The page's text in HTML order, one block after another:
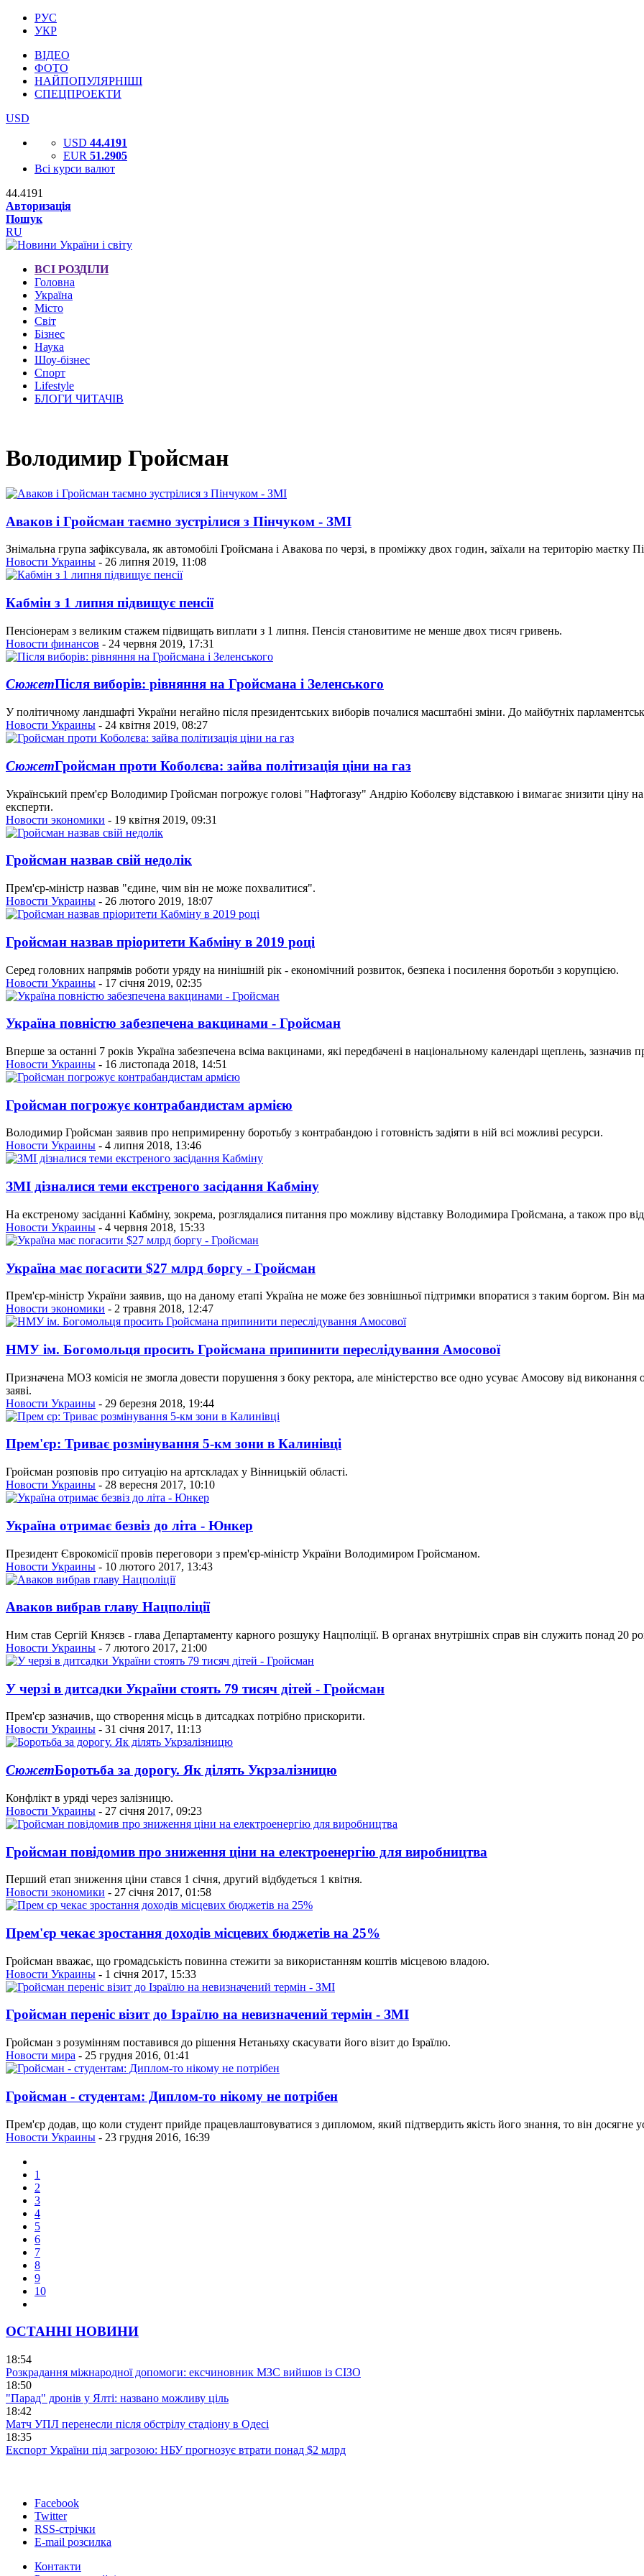
РУС
УКР
ВІДЕО
ФОТО
НАЙПОПУЛЯРНІШІ
СПЕЦПРОЕКТИ
USD
USD 44.4191
EUR 51.2905
Всі курси валют
44.4191
Авторизація
Пошук
RU
ВСІ РОЗДІЛИ
Головна
Україна
Місто
Світ
Бізнес
Наука
Шоу-бізнес
Спорт
Lifestyle
БЛОГИ ЧИТАЧІВ
Володимир Гройсман
Аваков і Гройсман таємно зустрілися з Пінчуком - ЗМІ
Знімальна група зафіксувала, як автомобілі Гройсмана і Авакова по черзі, в проміжку двох годин, заїхали на територію маєтку
Новости Украины - 26 липня 2019, 11:08
Кабмін з 1 липня підвищує пенсії
Пенсіонерам з великим стажем підвищать виплати з 1 липня. Пенсія становитиме не менше двох тисяч гривень.
Новости финансов - 24 червня 2019, 17:31
СюжетПісля виборів: рівняння на Гройсмана і Зеленського
У політичному ландшафті України негайно після президентських виборів почалися масштабні зміни. До майбутніх
Новости Украины - 24 квітня 2019, 08:27
СюжетГройсман проти Коболєва: зайва політизація ціни на газ
Український прем'єр Володимир Гройсман погрожує голові "Нафтогазу" Андрію Коболєву відставкою і вимагає знизити ціну
експерти.
Новости экономики - 19 квітня 2019, 09:31
Гройсман назвав свій недолік
Прем'єр-міністр назвав "єдине, чим він не може похвалитися".
Новости Украины - 26 лютого 2019, 18:07
Гройсман назвав пріоритети Кабміну в 2019 році
Серед головних напрямів роботи уряду на нинішній рік - економічний розвиток, безпека і посилення боротьби з корупцією.
Новости Украины - 17 січня 2019, 02:35
Україна повністю забезпечена вакцинами - Гройсман
Вперше за останні 7 років Україна забезпечена всіма вакцинами, які передбачені в національному календарі щеплень, зазначив
Новости Украины - 16 листопада 2018, 14:51
Гройсман погрожує контрабандистам армією
Володимир Гройсман заявив про непримиренну боротьбу з контрабандою і готовність задіяти в ній всі можливі ресурси.
Новости Украины - 4 липня 2018, 13:46
ЗМІ дізналися теми екстреного засідання Кабміну
На екстреному засіданні Кабміну, зокрема, розглядалися питання про можливу відставку Володимира Гройсмана, а також про
Новости Украины - 4 червня 2018, 15:33
Україна має погасити $27 млрд боргу - Гройсман
Прем'єр-міністр України заявив, що на даному етапі Україна не може без зовнішньої підтримки впоратися з таким боргом. Він
Новости экономики - 2 травня 2018, 12:47
НМУ ім. Богомольця просить Гройсмана припинити переслідування Амосової
Призначена МОЗ комісія не змогла довести порушення з боку ректора, але міністерство все одно усуває Амосову від виконання
заяві.
Новости Украины - 29 березня 2018, 19:44
Прем'єр: Триває розмінування 5-км зони в Калинівці
Гройсман розповів про ситуацію на артскладах у Вінницькій області.
Новости Украины - 28 вересня 2017, 10:10
Україна отримає безвіз до літа - Юнкер
Президент Єврокомісії провів переговори з прем'єр-міністр України Володимиром Гройсманом.
Новости Украины - 10 лютого 2017, 13:43
Аваков вибрав главу Нацполіції
Ним став Сергій Князєв - глава Департаменту карного розшуку Нацполіції. В органах внутрішніх справ він служить понад 20
Новости Украины - 7 лютого 2017, 21:00
У черзі в дитсадки України стоять 79 тисяч дітей - Гройсман
Прем'єр зазначив, що створення місць в дитсадках потрібно прискорити.
Новости Украины - 31 січня 2017, 11:13
СюжетБоротьба за дорогу. Як ділять Укрзалізницю
Конфлікт в уряді через залізницю.
Новости Украины - 27 січня 2017, 09:23
Гройсман повідомив про зниження ціни на електроенергію для виробництва
Перший етап зниження ціни стався 1 січня, другий відбудеться 1 квітня.
Новости экономики - 27 січня 2017, 01:58
Прем'єр чекає зростання доходів місцевих бюджетів на 25%
Гройсман вважає, що громадськість повинна стежити за використанням коштів місцевою владою.
Новости Украины - 1 січня 2017, 15:33
Гройсман переніс візит до Ізраїлю на невизначений термін - ЗМІ
Гройсман з розумінням поставився до рішення Нетаньяху скасувати його візит до Ізраїлю.
Новости мира - 25 грудня 2016, 01:41
Гройсман - студентам: Диплом-то нікому не потрібен
Прем'єр додав, що коли студент прийде працевлаштовуватися з дипломом, який підтвердить якість його знання, то він досягне
Новости Украины - 23 грудня 2016, 16:39
1
2
3
4
5
6
7
8
9
10
ОСТАННІ НОВИНИ
18:54
Розкрадання міжнародної допомоги: ексчиновник МЗС вийшов із СІЗО
18:50
"Парад" дронів у Ялті: названо можливу ціль
18:42
Матч УПЛ перенесли після обстрілу стадіону в Одесі
18:35
Експорт України під загрозою: НБУ прогнозує втрати понад $2 млрд
Facebook
Twitter
RSS-стрічки
E-mail розсилка
Контакти